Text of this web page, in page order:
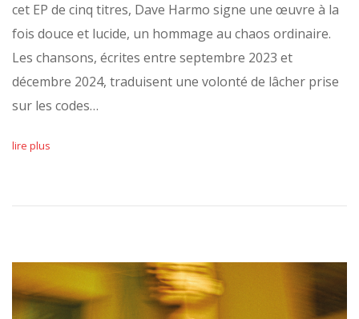
cet EP de cinq titres, Dave Harmo signe une œuvre à la
fois douce et lucide, un hommage au chaos ordinaire.
Les chansons, écrites entre septembre 2023 et
décembre 2024, traduisent une volonté de lâcher prise
sur les codes…
lire plus